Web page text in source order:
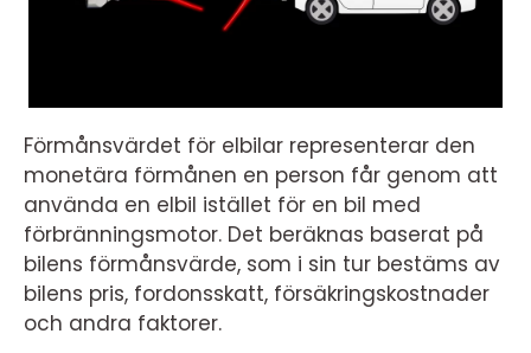
Förmånsvärdet för elbilar representerar den
monetära förmånen en person får genom att
använda en elbil istället för en bil med
förbränningsmotor. Det beräknas baserat på
bilens förmånsvärde, som i sin tur bestäms av
bilens pris, fordonsskatt, försäkringskostnader
och andra faktorer.